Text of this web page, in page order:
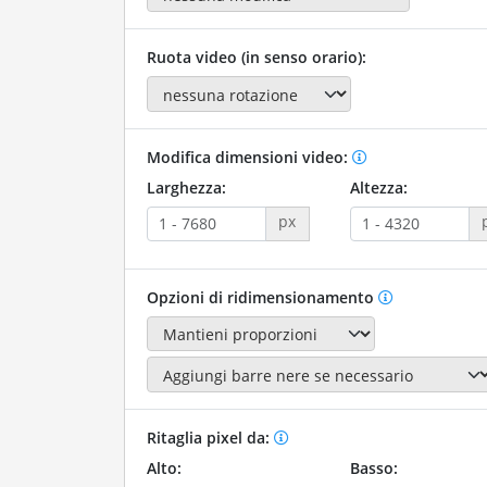
Ruota video (in senso orario):
Modifica dimensioni video:
Larghezza:
px
Altezza:
Opzioni di ridimensionamento
Ritaglia pixel da:
Alto:
Basso: